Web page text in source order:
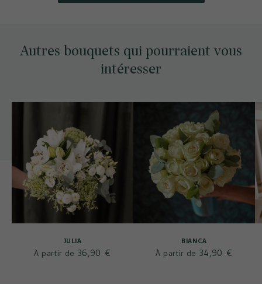
Autres bouquets qui pourraient vous
intéresser
JULIA
À partir de 36,90 €
BIANCA
À partir de 34,90 €